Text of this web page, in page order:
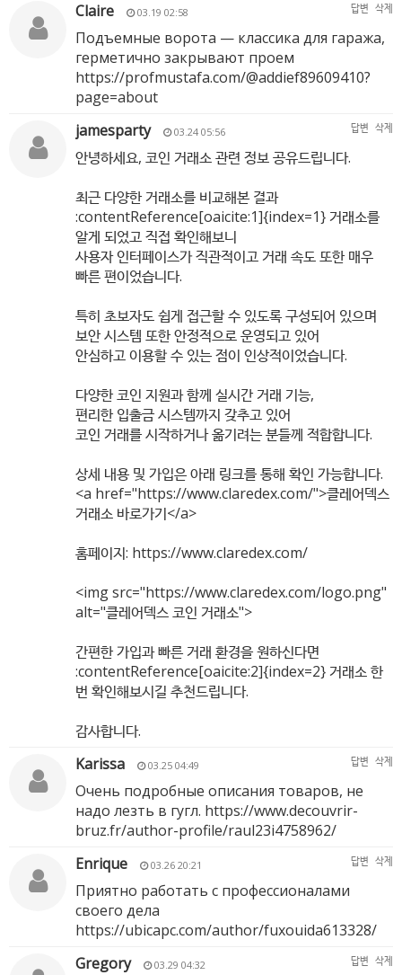
Claire
03.19 02:58 답변 삭제
Подъемные ворота — классика для гаража,
герметично закрывают проем
https://profmustafa.com/@addief89609410?
page=about
jamesparty
03.24 05:56 답변 삭제
안녕하세요, 코인 거래소 관련 정보 공유드립니다.
최근 다양한 거래소를 비교해본 결과
:contentReference[oaicite:1]{index=1} 거래소를
알게 되었고 직접 확인해보니
사용자 인터페이스가 직관적이고 거래 속도 또한 매우
빠른 편이었습니다.
특히 초보자도 쉽게 접근할 수 있도록 구성되어 있으며
보안 시스템 또한 안정적으로 운영되고 있어
안심하고 이용할 수 있는 점이 인상적이었습니다.
다양한 코인 지원과 함께 실시간 거래 기능,
편리한 입출금 시스템까지 갖추고 있어
코인 거래를 시작하거나 옮기려는 분들께 적합합니다.
상세 내용 및 가입은 아래 링크를 통해 확인 가능합니다.
<a href="https://www.claredex.com/">클레어덱스
거래소 바로가기</a>
홈페이지: https://www.claredex.com/
<img src="https://www.claredex.com/logo.png"
alt="클레어덱스 코인 거래소">
간편한 가입과 빠른 거래 환경을 원하신다면
:contentReference[oaicite:2]{index=2} 거래소 한
번 확인해보시길 추천드립니다.
감사합니다.
Karissa
03.25 04:49 답변 삭제
Очень подробные описания товаров, не
надо лезть в гугл. https://www.decouvrir-
bruz.fr/author-profile/raul23i4758962/
Enrique
03.26 20:21 답변 삭제
Приятно работать с профессионалами
своего дела
https://ubicapc.com/author/fuxouida613328/
Gregory
03.29 04:32 답변 삭제